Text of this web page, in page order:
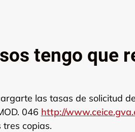
tengo que
las tasas de solicitud
046 http://
copias.